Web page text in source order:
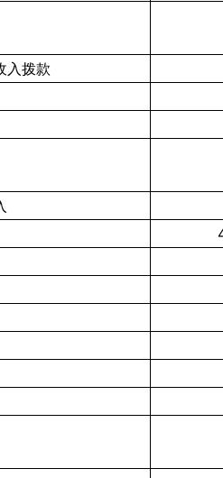
入拨款